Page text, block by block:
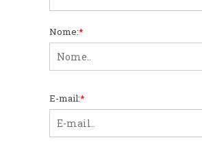
Nome:*
E-mail:*